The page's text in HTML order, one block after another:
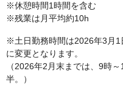
※休憩時間1時間を含む
※残業は月平均約10h
※土日勤務時間は2026年3月1
に変更となります。
（2026年2月末までは、9時
半。）